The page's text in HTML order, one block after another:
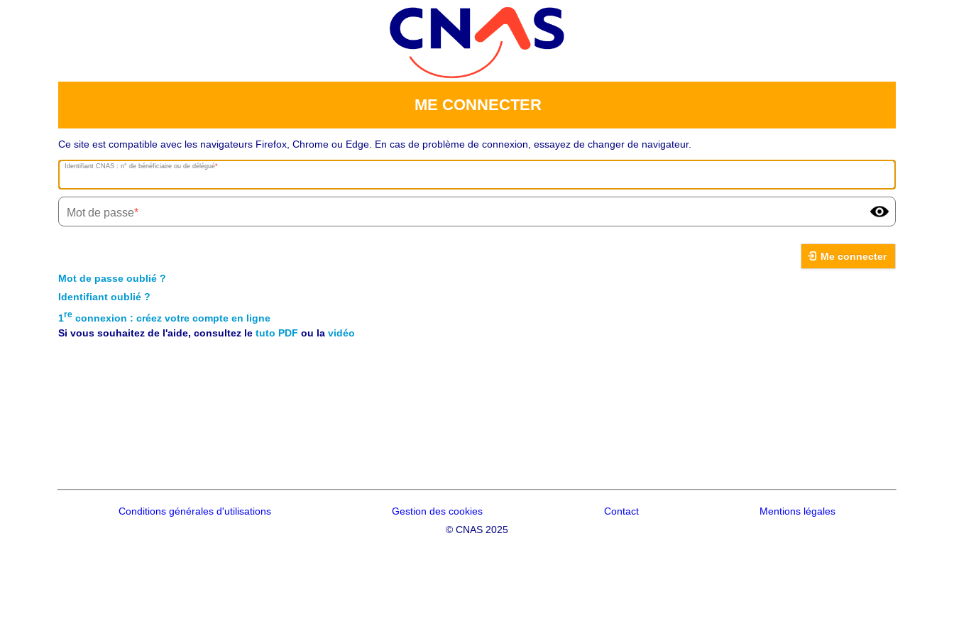
ME CONNECTER
Ce site est compatible avec les navigateurs Firefox, Chrome ou Edge. En cas de problème de connexion, essayez de changer de navigateur.
Identifiant CNAS : n° de bénéficiaire ou de délégué
Mot de passe
Me connecter
Mot de passe oublié ?
Identifiant oublié ?
1re connexion : créez votre compte en ligne
Si vous souhaitez de l'aide, consultez le tuto PDF ou la vidéo
Conditions générales d'utilisations Gestion des cookies Contact
Mentions légales
© CNAS 2025